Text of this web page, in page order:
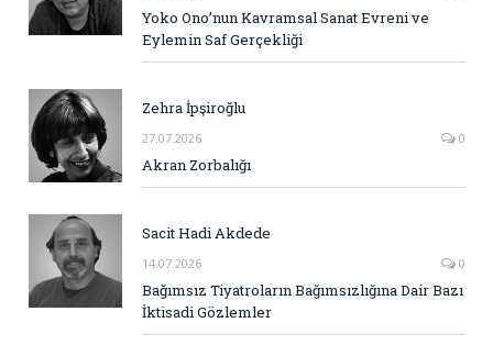
Yoko Ono’nun Kavramsal Sanat Evreni ve
Eylemin Saf Gerçekliği
Zehra İpşiroğlu
27.07.2026 0
Akran Zorbalığı
Sacit Hadi Akdede
14.07.2026 0
Bağımsız Tiyatroların Bağımsızlığına Dair Bazı
İktisadi Gözlemler